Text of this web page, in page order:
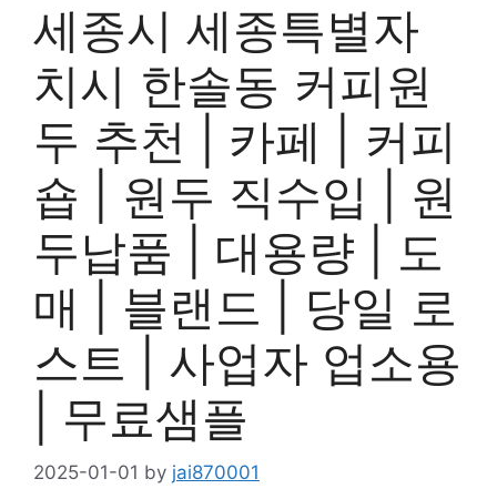
세종시 세종특별자
치시 한솔동 커피원
두 추천 | 카페 | 커피
숍 | 원두 직수입 | 원
두납품 | 대용량 | 도
매 | 블랜드 | 당일 로
스트 | 사업자 업소용
| 무료샘플
2025-01-01 by jai870001